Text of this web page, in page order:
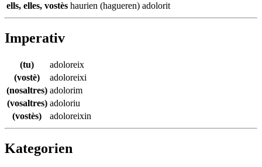
ells, elles, vostès haurien (hagueren) adolorit
Imperativ
(tu)
adoloreix
(vostè)
adoloreixi
(nosaltres) adolorim
(vosaltres) adoloriu
(vostès)
adoloreixin
Kategorien